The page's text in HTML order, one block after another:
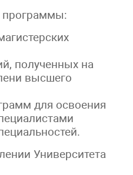
программы:
полученных на
высшего
для освоения
Университета